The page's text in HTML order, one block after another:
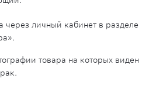
через личный кабинет в разделе
товара на которых виден
.